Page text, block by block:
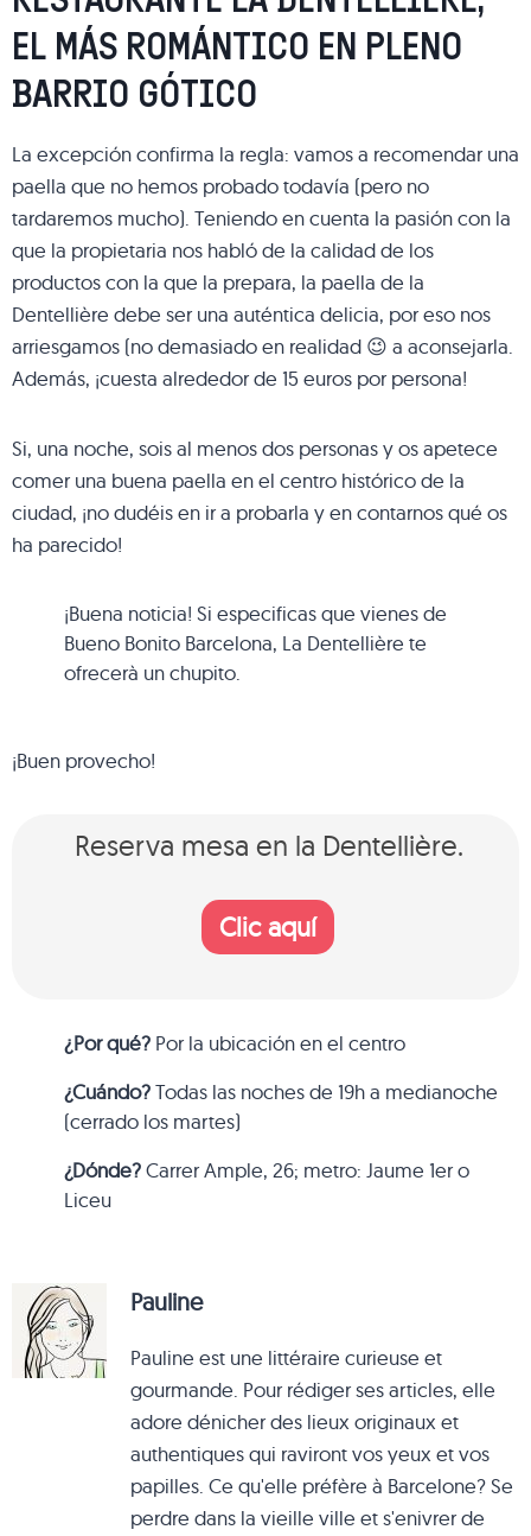
EL MÁS ROMÁNTICO EN PLENO
BARRIO GÓTICO
La excepción confirma la regla: vamos a recomendar una
paella que no hemos probado todavía (pero no
tardaremos mucho). Teniendo en cuenta la pasión con la
que la propietaria nos habló de la calidad de los
productos con la que la prepara, la paella de la
Dentellière debe ser una auténtica delicia, por eso nos
arriesgamos (no demasiado en realidad 😉 a aconsejarla.
Además, ¡cuesta alrededor de 15 euros por persona!
Si, una noche, sois al menos dos personas y os apetece
comer una buena paella en el centro histórico de la
ciudad, ¡no dudéis en ir a probarla y en contarnos qué os
ha parecido!
¡Buena noticia! Si especificas que vienes de
Bueno Bonito Barcelona, La Dentellière te
ofrecerà un chupito.
¡Buen provecho!
Reserva mesa en la Dentellière.
Clic aquí
¿Por qué? Por la ubicación en el centro
¿Cuándo?Todas las noches de 19h a medianoche
(cerrado los martes)
¿Dónde?Carrer Ample, 26; metro: Jaume 1er o
Liceu
Pauline
Pauline est une littéraire curieuse et
gourmande. Pour rédiger ses articles, elle
adore dénicher des lieux originaux et
authentiques qui raviront vos yeux et vos
papilles. Ce qu'elle préfère à Barcelone? Se
perdre dans la vieille ville et s'enivrer de